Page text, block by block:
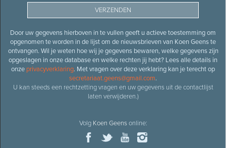
Door uw gegevens hierboven in te vullen geeft u actieve toestemming om
opgenomen te worden in de lijst om de nieuwsbrieven van Koen Geens te
ontvangen. Wil je weten hoe wij je gegevens bewaren, welke gegevens zijn
opgeslagen in onze database en welke rechten jij hebt? Lees alle details in
onze privacyverklaring. Met vragen over deze verklaring kan je terecht op
secretariaat.geens@gmail.com.
U kan steeds een rechtzetting vragen en uw gegevens uit de contactlijst
laten verwijderen.)
Volg Koen Geensonline: